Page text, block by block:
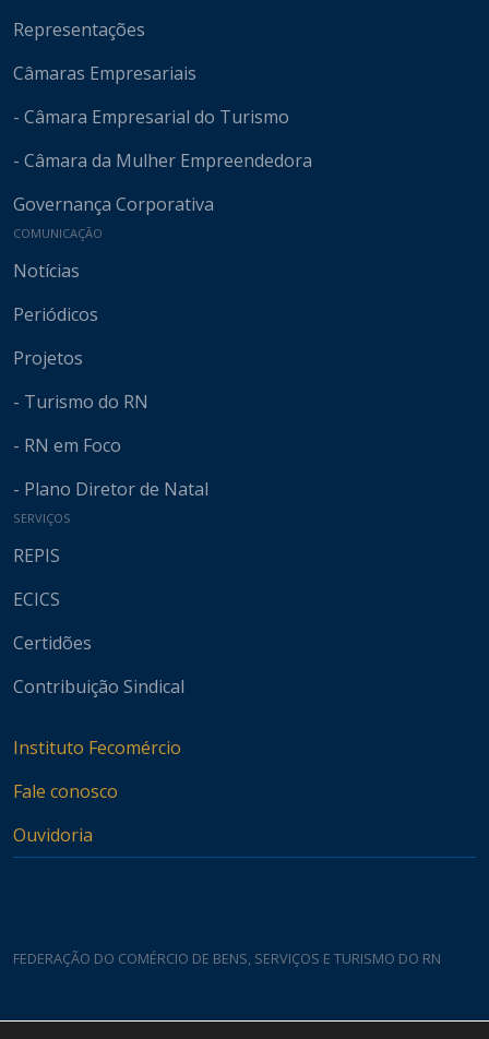
Representações
Câmaras Empresariais
- Câmara Empresarial do Turismo
- Câmara da Mulher Empreendedora
Governança Corporativa
COMUNICAÇÃO
Notícias
Periódicos
Projetos
- Turismo do RN
- RN em Foco
- Plano Diretor de Natal
SERVIÇOS
REPIS
ECICS
Certidões
Contribuição Sindical
Instituto Fecomércio
Fale conosco
Ouvidoria
FEDERAÇÃO DO COMÉRCIO DE BENS, SERVIÇOS E TURISMO DO RN